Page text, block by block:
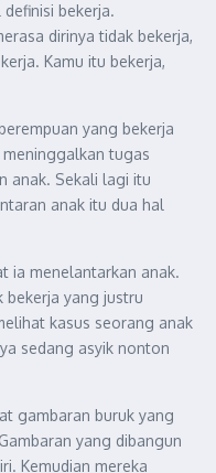
bekerja.
dirinya tidak bekerja,
Kamu itu bekerja,
yang bekerja
tugas
anak. Sekali lagi itu
anak itu dua hal
ia menelantarkan anak.
bekerja yang justru
kasus seorang anak
sedang asyik nonton
gambaran buruk yang
yang dibangun
Kemudian mereka